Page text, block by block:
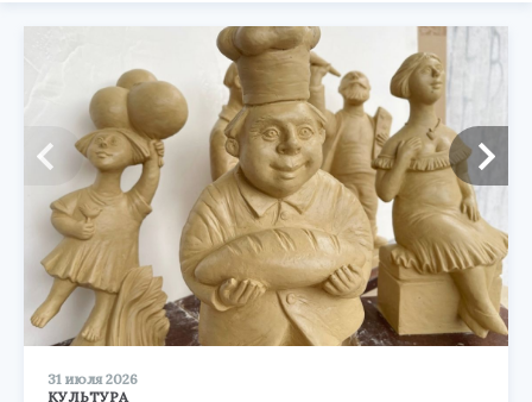
31 июля 2026
КУЛЬТУРА